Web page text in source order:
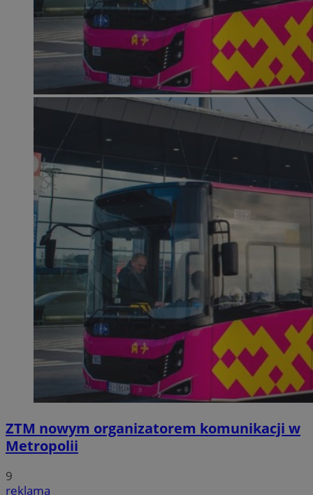
ZTM nowym organizatorem komunikacji w
Metropolii
9
reklama